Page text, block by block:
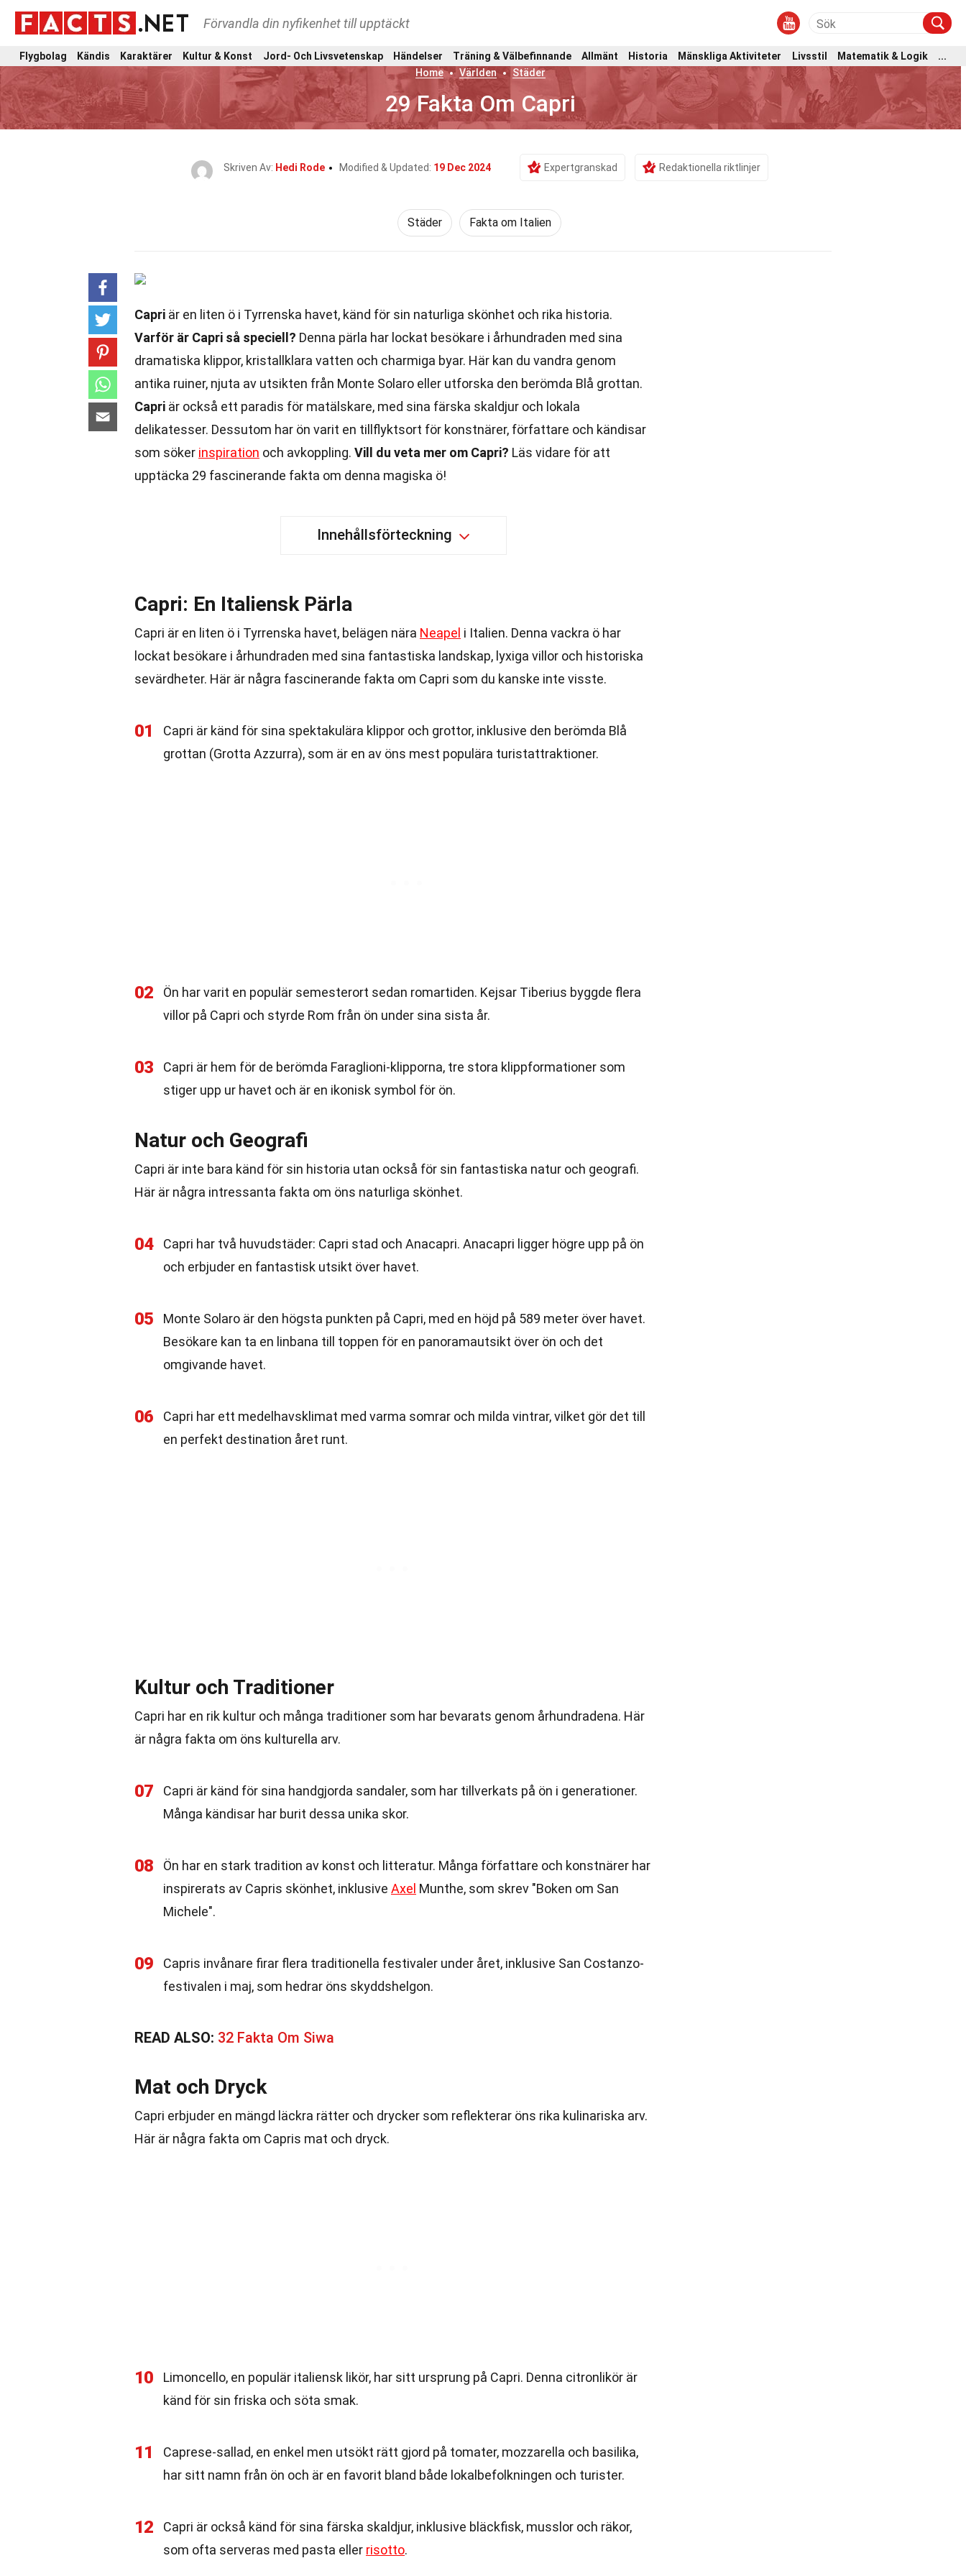
Förvandla din nyfikenhet till upptäckt
Flygbolag Kändis Karaktärer Kultur & Konst Jord- Och Livsvetenskap Händelser Träning & Välbefinnande Allmänt Historia Mänskliga Aktiviteter Livsstil Matematik & Logik
...
Home
Världen Städer
29 Fakta Om Capri
Skriven Av: Hedi Rode Modified & Updated: 19 Dec 2024 Expertgranskad Redaktionella riktlinjer
Städer Fakta om Italien
Capri är en liten ö i Tyrrenska havet, känd för sin naturliga skönhet och rika historia.
Varför är Capri så speciell? Denna pärla har lockat besökare i århundraden med sina
dramatiska klippor, kristallklara vatten och charmiga byar. Här kan du vandra genom
antika ruiner, njuta av utsikten från Monte Solaro eller utforska den berömda Blå grottan.
Capri är också ett paradis för matälskare, med sina färska skaldjur och lokala
delikatesser. Dessutom har ön varit en tillflyktsort för konstnärer, författare och kändisar
som söker inspiration och avkoppling. Vill du veta mer om Capri? Läs vidare för att
upptäcka 29 fascinerande fakta om denna magiska ö!
Innehållsförteckning
Capri: En Italiensk Pärla
Capri är en liten ö i Tyrrenska havet, belägen nära Neapel i Italien. Denna vackra ö har
lockat besökare i århundraden med sina fantastiska landskap, lyxiga villor och historiska
sevärdheter. Här är några fascinerande fakta om Capri som du kanske inte visste.
01
Capri är känd för sina spektakulära klippor och grottor, inklusive den berömda Blå
grottan (Grotta Azzurra), som är en av öns mest populära turistattraktioner.
02
Ön har varit en populär semesterort sedan romartiden. Kejsar Tiberius byggde flera
villor på Capri och styrde Rom från ön under sina sista år.
03
Capri är hem för de berömda Faraglioni-klipporna, tre stora klippformationer som
stiger upp ur havet och är en ikonisk symbol för ön.
Natur och Geografi
Capri är inte bara känd för sin historia utan också för sin fantastiska natur och geografi.
Här är några intressanta fakta om öns naturliga skönhet.
04
Capri har två huvudstäder: Capri stad och Anacapri. Anacapri ligger högre upp på ön
och erbjuder en fantastisk utsikt över havet.
05
Monte Solaro är den högsta punkten på Capri, med en höjd på 589 meter över havet.
Besökare kan ta en linbana till toppen för en panoramautsikt över ön och det
omgivande havet.
06
Capri har ett medelhavsklimat med varma somrar och milda vintrar, vilket gör det till
en perfekt destination året runt.
Kultur och Traditioner
Capri har en rik kultur och många traditioner som har bevarats genom århundradena. Här
är några fakta om öns kulturella arv.
07
Capri är känd för sina handgjorda sandaler, som har tillverkats på ön i generationer.
Många kändisar har burit dessa unika skor.
08
Ön har en stark tradition av konst och litteratur. Många författare och konstnärer har
inspirerats av Capris skönhet, inklusive Axel Munthe, som skrev "Boken om San
Michele".
09
Capris invånare firar flera traditionella festivaler under året, inklusive San Costanzo-
festivalen i maj, som hedrar öns skyddshelgon.
READ ALSO: 32 Fakta Om Siwa
Mat och Dryck
Capri erbjuder en mängd läckra rätter och drycker som reflekterar öns rika kulinariska arv.
Här är några fakta om Capris mat och dryck.
10
Limoncello, en populär italiensk likör, har sitt ursprung på Capri. Denna citronlikör är
känd för sin friska och söta smak.
11
Caprese-sallad, en enkel men utsökt rätt gjord på tomater, mozzarella och basilika,
har sitt namn från ön och är en favorit bland både lokalbefolkningen och turister.
12
Capri är också känd för sina färska skaldjur, inklusive bläckfisk, musslor och räkor,
som ofta serveras med pasta eller risotto.